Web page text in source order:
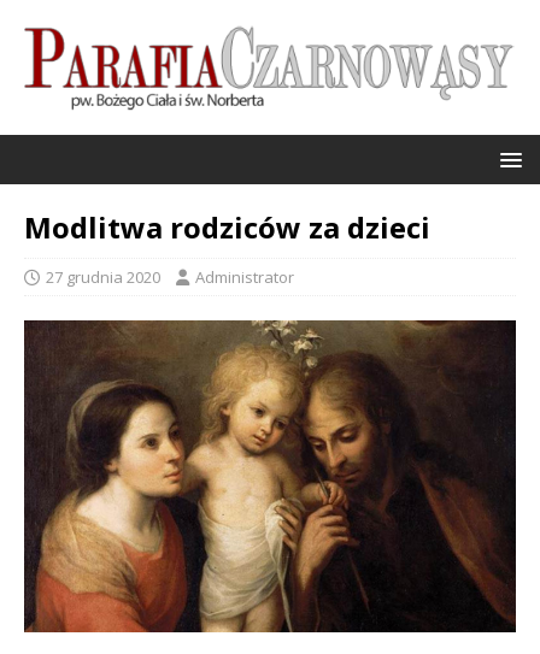
Modlitwa rodziców za dzieci
27 grudnia 2020 Administrator